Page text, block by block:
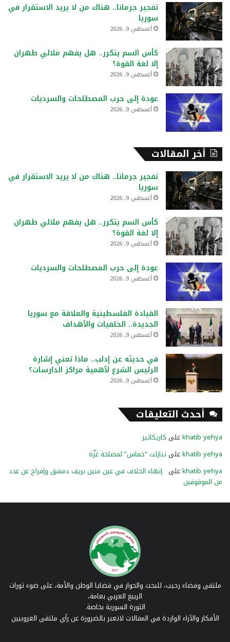
ن
تفجير جرمانا.. هناك من لا يريد الاستقرار في
سوريا
أغسطس 9, 2026
كأس السم يتكرر.. هل يفهم ملالي طهران
إلا لغة القوة؟
أغسطس 9, 2026
عودة إلى حرب المصطلحات والسرديات
أغسطس 9, 2026
أخر المقالات
تفجير جرمانا.. هناك من لا يريد الاستقرار في
سوريا
أغسطس 9, 2026
كأس السم يتكرر.. هل يفهم ملالي طهران
إلا لغة القوة؟
أغسطس 9, 2026
عودة إلى حرب المصطلحات والسرديات
أغسطس 9, 2026
القيادة الفلسطينية والعلاقة مع سوريا
الجديدة.. الخلفيات والأهداف
أغسطس 9, 2026
في حديثه عن إدلب.. ماذا تعني إشارة
الرئيس الشرع لأهمية مراكز الدارسات؟
أغسطس 9, 2026
أحدث التعليقات
khatib yehyaعلى كاريكاتير
khatib yehyaعلى تنازلت “حماس” لمصلحة غزّة
khatib yehyaعلى إنهاء الخلاف في عين منين بريف دمشق وإفراج عن عدد
من الموقوفين
ملتقى وفضاء رحيب، للبحث والحوار في قضايا الوطن والأمة، على ضوء ثورات
الربيع العربي بعامة،
الثورة السورية بخاصة.
الأفكار والآراء الواردة في المقالات لاتعبر بالضرورة عن رأي ملتقى العروبيين